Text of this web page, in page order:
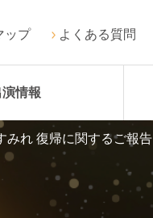
ップ よくある質問
演情報
みれ 復帰に関するご報告